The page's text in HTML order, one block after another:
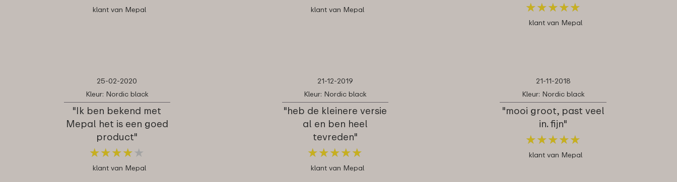
klant van Mepal klant van Mepal ★★★★★
★★★★★
klant van Mepal
25-02-2020
Kleur: Nordic black
"Ik ben bekend met
Mepal het is een goed
product"
★★★★ ★
★★★★ ★
klant van Mepal
21-12-2019
Kleur: Nordic black
"heb de kleinere versie
al en ben heel
tevreden"
★★★★★
★★★★★
klant van Mepal
21-11-2018
Kleur: Nordic black
"mooi groot, past veel
in. fijn"
★★★★★
★★★★★
klant van Mepal